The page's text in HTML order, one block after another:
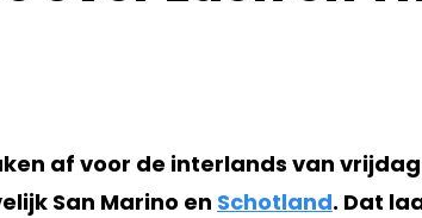
af voor de interlands van
San Marino en Schotland. Dat